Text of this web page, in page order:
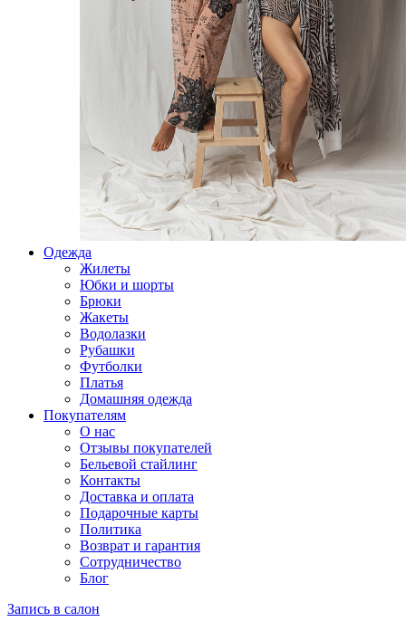
Одежда
Жилеты
Юбки и шорты
Брюки
Жакеты
Водолазки
Рубашки
Футболки
Платья
Домашняя одежда
Покупателям
О нас
Отзывы покупателей
Бельевой стайлинг
Контакты
Доставка и оплата
Подарочные карты
Политика
Возврат и гарантия
Сотрудничество
Блог
Запись в салон